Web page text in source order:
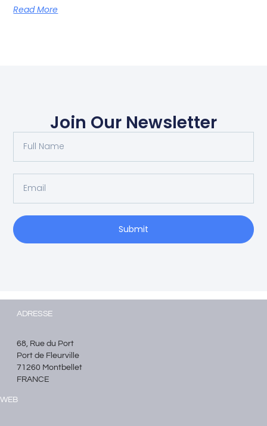
Read More
Join Our Newsletter
Submit
ADRESSE
68, Rue du Port
Port de Fleurville
71260 Montbellet
FRANCE
WEB